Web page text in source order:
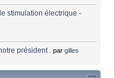
stimulation électrique -
président . pargilles